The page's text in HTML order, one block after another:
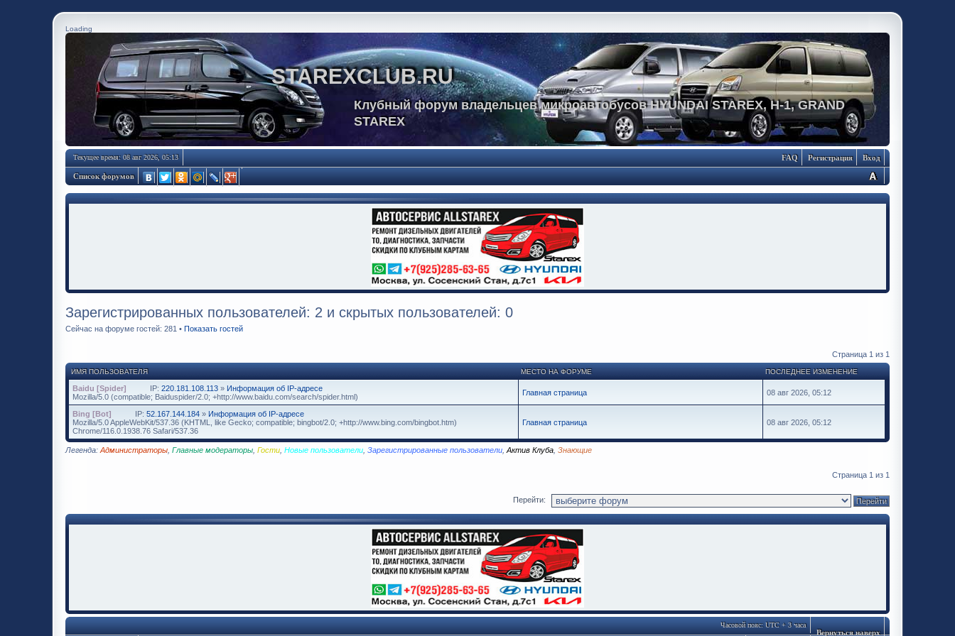
Loading
STAREXCLUB.RU
Клубный форум владельцев микроавтобусов HYUNDAI STAREX, H-1, GRAND
STAREX
Текущее время: 08 авг 2026, 05:13 Вход
Регистрация
FAQ
Список форумов
Зарегистрированных пользователей: 2 и скрытых пользователей: 0
Сейчас на форуме гостей: 281 • Показать гостей
Страница 1 из 1
ИМЯ ПОЛЬЗОВАТЕЛЯ МЕСТО НА ФОРУМЕ ПОСЛЕДНЕЕ ИЗМЕНЕНИЕ
Baidu [Spider] IP: 220.181.108.113 » Информация об IP-адресе
Mozilla/5.0 (compatible; Baiduspider/2.0; +http://www.baidu.com/search/spider.html)
Главная страница 08 авг 2026, 05:12
Bing [Bot] IP: 52.167.144.184 » Информация об IP-адресе
Mozilla/5.0 AppleWebKit/537.36 (KHTML, like Gecko; compatible; bingbot/2.0; +http://www.bing.com/bingbot.htm)
Chrome/116.0.1938.76 Safari/537.36
Главная страница 08 авг 2026, 05:12
Легенда: Администраторы Главные модераторы Гости Новые пользователи Зарегистрированные пользователи Актив Клуба Знающие
Страница 1 из 1
Перейти:
Вернуться наверх
Часовой пояс: UTC + 3 часа